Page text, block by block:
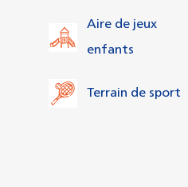
Aire de jeux
enfants
Terrain de sport